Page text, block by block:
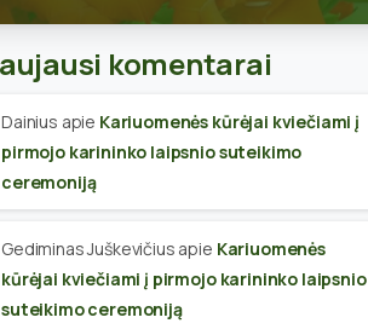
skyriaus narius
komentarai
Dainius apie Kariuomenės kūrėjai kviečiami į
pirmojo karininko laipsnio suteikimo
ceremoniją
Gediminas Juškevičius apie Kariuomenės
kūrėjai kviečiami į pirmojo karininko laipsnio
suteikimo ceremoniją